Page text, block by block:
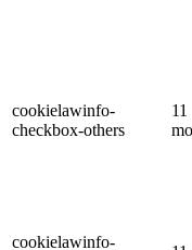
cookielawinfo-
checkbox-others
11
cookielawinfo-